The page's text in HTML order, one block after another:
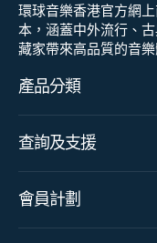
環球音樂香港官方網
本，涵蓋中外流行、
藏家帶來高品質的音
產品分類
查詢及支援
會員計劃